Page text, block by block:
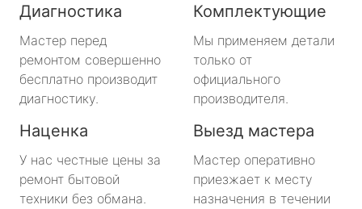
Диагностика
Мастер перед
ремонтом совершенно
бесплатно производит
диагностику.
Комплектующие
Мы применяем детали
только от
официального
производителя.
Наценка
У нас честные цены за
ремонт бытовой
техники без обмана.
Выезд мастера
Мастер оперативно
приезжает к месту
назначения в течении